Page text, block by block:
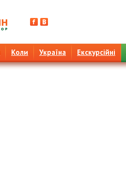
Коли Україна Екскурсійні